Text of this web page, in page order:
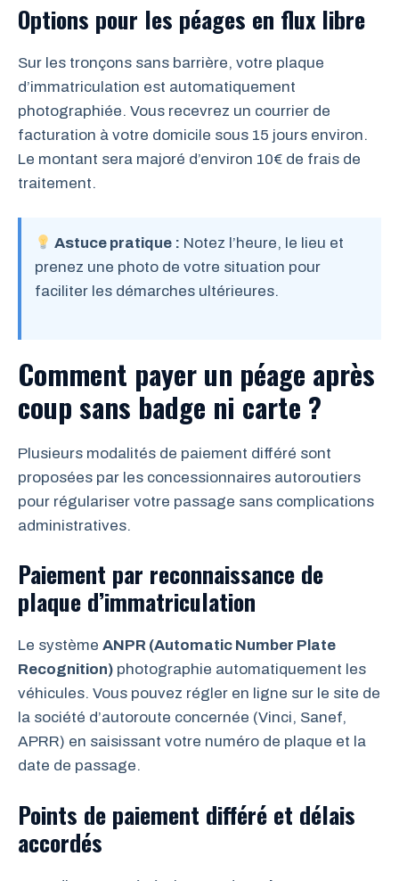
Options pour les péages en flux libre
Sur les tronçons sans barrière, votre plaque
d’immatriculation est automatiquement
photographiée. Vous recevrez un courrier de
facturation à votre domicile sous 15 jours environ.
Le montant sera majoré d’environ 10€ de frais de
traitement.
Astuce pratique : Notez l’heure, le lieu et
prenez une photo de votre situation pour
faciliter les démarches ultérieures.
Comment payer un péage après
coup sans badge ni carte ?
Plusieurs modalités de paiement différé sont
proposées par les concessionnaires autoroutiers
pour régulariser votre passage sans complications
administratives.
Paiement par reconnaissance de
plaque d’immatriculation
Le système ANPR (Automatic Number Plate
Recognition) photographie automatiquement les
véhicules. Vous pouvez régler en ligne sur le site de
la société d’autoroute concernée (Vinci, Sanef,
APRR) en saisissant votre numéro de plaque et la
date de passage.
Points de paiement différé et délais
accordés